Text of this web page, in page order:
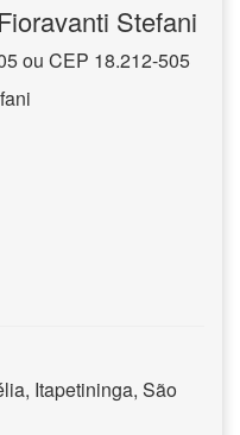
Stefani
ou CEP 18.212-505
Itapetininga, São